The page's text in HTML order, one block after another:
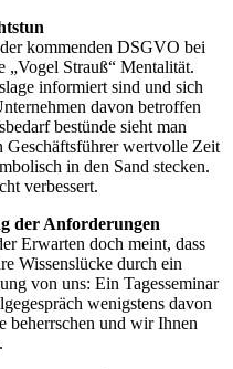
kommenden DSGVO bei
„Vogel Strauß“ Mentalität.
informiert sind und sich
davon betroffen
bestünde sieht man
Geschäftsführer wertvolle Zeit
in den Sand stecken.
verbessert.
der Anforderungen
Erwarten doch meint, dass
Wissenslücke durch ein
von uns: Ein Tagesseminar
wenigstens davon
beherrschen und wir Ihnen